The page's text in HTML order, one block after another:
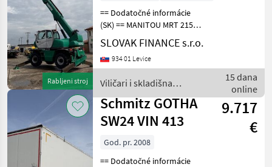
Rabljeni stroj
== Dodatočné informácie
(SK) == MANITOU MRT 2150
4x4 r.v. 2008, automat, 1214,
4 Mth, 110 kW, manipulátor,
otočný, ukotvenie -
hydraulický podvoz
SLOVAK FINANCE s.r.o.
934 01 Levice
Viličari i skladišna
tehnika / Manitou
15 dana
online
Schmitz GOTHA
SW24 VIN 413
9.717
€
God. pr. 2008
== Dodatočné informácie